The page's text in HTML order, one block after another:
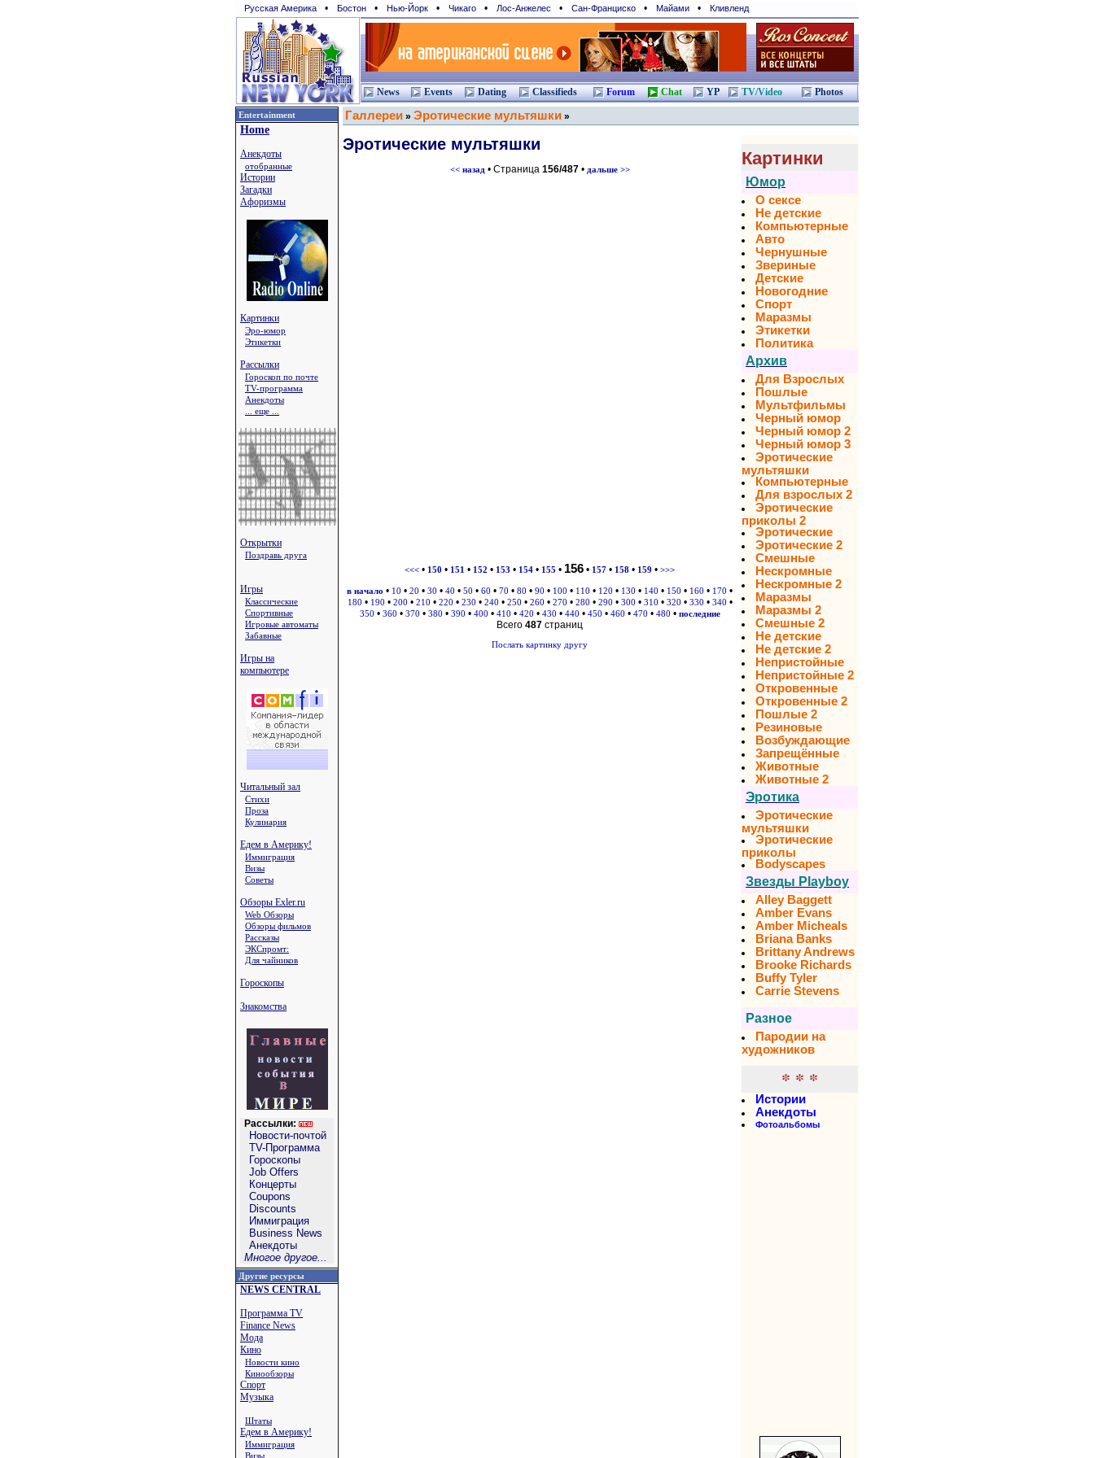
Русская Америка • Бостон • Нью-Йорк • Чикаго • Лос-Анжелес • Сан-Франциcко • Майами • Кливленд
News Events Dating Classifieds Forum Chat YP TV/Video Photos
Entertainment
Home
Анекдоты
отобранные
Истории
Загадки
Афоризмы
Картинки
Эро-юмор
Этикетки
Рассылки
Гороскоп по почте
TV-программа
Анекдоты
... еще ...
Открытки
Поздравь друга
Игры
Классические
Спортивные
Игровые автоматы
Забавные
Игры на
компьютере
Читальный зал
Стихи
Проза
Кулинария
Едем в Америку!
Иммиграция
Визы
Советы
Обзоры Exler.ru
Web Обзоры
Обзоры фильмов
Рассказы
ЭКСпромт:
Для чайников
Гороскопы
Знакомства
Рассылки:
Новости-почтой
TV-Программа
Гороскопы
Job Offers
Концерты
Coupons
Discounts
Иммиграция
Business News
Анекдоты
Многое другое...
Другие ресурсы
NEWS CENTRAL
Программа TV
Finance News
Мода
Кино
Новости кино
Кинообзоры
Спорт
Музыка
Штаты
Едем в Америку!
Иммиграция
Визы
Галлереи » Эротические мультяшки »
Эротические мультяшки
<< назад• Страница 156/487• дальше >>
<<< • 150 • 151 • 152 • 153 • 154 • 155 • 156 • 157 • 158 • 159 • >>>
в начало • 10 • 20 • 30 • 40 • 50 • 60 • 70 • 80 • 90 • 100 • 110 • 120 • 130 • 140 • 150 • 160 • 170 •
180 • 190 • 200 • 210 • 220 • 230 • 240 • 250 • 260 • 270 • 280 • 290 • 300 • 310 • 320 • 330 • 340 •
350 • 360 • 370 • 380 • 390 • 400 • 410 • 420 • 430 • 440 • 450 • 460 • 470 • 480 • последние
Всего 487 страниц
Послать картинку другу
Картинки
Юмор
О сексе
Не детские
Компьютерные
Авто
Чернушные
Звериные
Детские
Новогодние
Спорт
Маразмы
Этикетки
Политика
Архив
Для Взрослых
Пошлые
Мультфильмы
Черный юмор
Черный юмор 2
Черный юмор 3
Эротические
мультяшки
Компьютерные
Для взрослых 2
Эротические
приколы 2
Эротические
Эротические 2
Смешные
Нескромные
Нескромные 2
Маразмы
Маразмы 2
Смешные 2
Не детские
Не детские 2
Непристойные
Непристойные 2
Откровенные
Откровенные 2
Пошлые 2
Резиновые
Возбуждающие
Запрещённые
Животные
Животные 2
Эротика
Эротические
мультяшки
Эротические
приколы
Bodyscapes
Звезды Playboy
Alley Baggett
Amber Evans
Amber Micheals
Briana Banks
Brittany Andrews
Brooke Richards
Buffy Tyler
Carrie Stevens
Разное
Пародии на
художников
* * *
Истории
Анекдоты
Фотоальбомы